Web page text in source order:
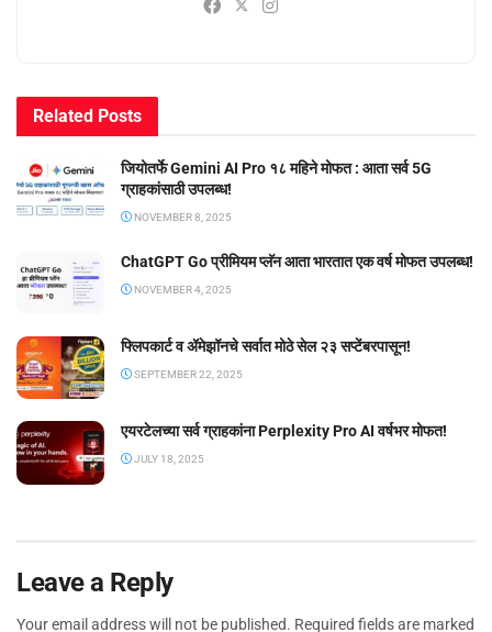
Related Posts
जियोतर्फे Gemini AI Pro १८ महिने मोफत : आता सर्व 5G
ग्राहकांसाठी उपलब्ध!
NOVEMBER 8, 2025
ChatGPT Go प्रीमियम प्लॅन आता भारतात एक वर्ष मोफत उपलब्ध!
NOVEMBER 4, 2025
फ्लिपकार्ट व ॲमेझॉनचे सर्वात मोठे सेल २३ सप्टेंबरपासून!
SEPTEMBER 22, 2025
एयरटेलच्या सर्व ग्राहकांना Perplexity Pro AI वर्षभर मोफत!
JULY 18, 2025
Leave a Reply
Your email address will not be published. Required fields are marked